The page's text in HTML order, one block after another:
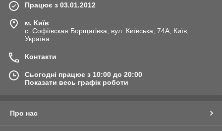
Працює з 03.01.2012
м. Київ
с. Софіївская Борщагівка, вул. Київська, 74А, Київ,
Україна
Контакти
Сьогодні працює з 10:00 до 20:00
Показати весь графік роботи
Про нас